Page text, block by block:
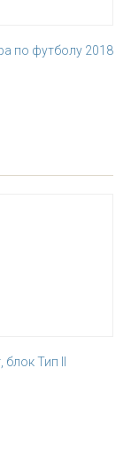
по футболу 2018
Тип II